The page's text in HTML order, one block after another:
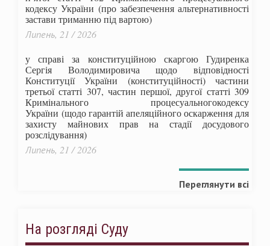
кодексу України (про забезпечення альтернативності
застави триманню під вартою)
Липень, 21 / 2026
у справі за конституційною скаргою Гудиренка
Сергія Володимировича щодо відповідності
Конституції України (конституційності) частини
третьої статті 307, частин першої, другої статті 309
Кримінального процесуальногокодексу
України (щодо гарантій апеляційного оскарження для
захисту майнових прав на стадії досудового
розслідування)
Липень, 21 / 2026
Переглянути всі
На розгляді Суду